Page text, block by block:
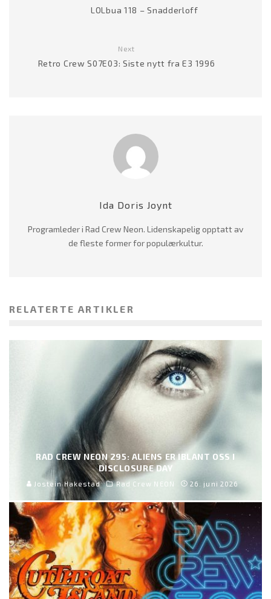
LOLbua 118 – Snadderloff
Next
Retro Crew S07E03: Siste nytt fra E3 1996
Ida Doris Joynt
Programleder i Rad Crew Neon. Lidenskapelig opptatt av
de fleste former for populærkultur.
RELATERTE ARTIKLER
RAD CREW NEON 295: ALIENS ER IBLANT OSS I
DISCLOSURE DAY
Jostein Hakestad Rad Crew NEON 26. juni 2026